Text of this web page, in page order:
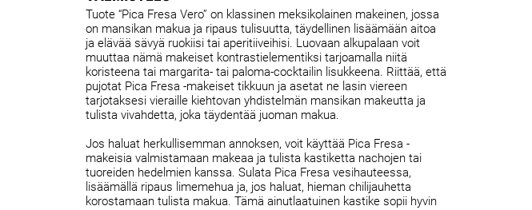
Tuote “Pica Fresa Vero” on klassinen meksikolainen makeinen, jossa
on mansikan makua ja ripaus tulisuutta, täydellinen lisäämään aitoa
ja elävää sävyä ruokiisi tai aperitiiveihisi. Luovaan alkupalaan voit
muuttaa nämä makeiset kontrastielementiksi tarjoamalla niitä
koristeena tai margarita- tai paloma-cocktailin lisukkeena. Riittää, että
pujotat Pica Fresa -makeiset tikkuun ja asetat ne lasin viereen
tarjotaksesi vieraille kiehtovan yhdistelmän mansikan makeutta ja
tulista vivahdetta, joka täydentää juoman makua.
Jos haluat herkullisemman annoksen, voit käyttää Pica Fresa -
makeisia valmistamaan makeaa ja tulista kastiketta nachojen tai
tuoreiden hedelmien kanssa. Sulata Pica Fresa vesihauteessa,
lisäämällä ripaus limemehua ja, jos haluat, hieman chilijauhetta
korostamaan tulista makua. Tämä ainutlaatuinen kastike sopii hyvin